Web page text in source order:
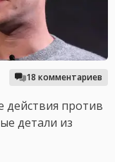
18 комментариев
против
детали из